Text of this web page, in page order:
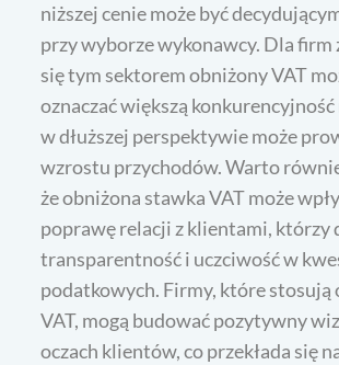
niższej cenie może być
przy wyborze wykonawcy. Dla firm
się tym sektorem obniżony VAT
oznaczać większą
w dłuższej perspektywie może
wzrostu przychodów. Warto
że obniżona stawka VAT może
poprawę relacji z klientami, którzy
transparentność i uczciwość w
podatkowych. Firmy, które stosują
VAT, mogą budować pozytywny
oczach klientów, co przekłada się